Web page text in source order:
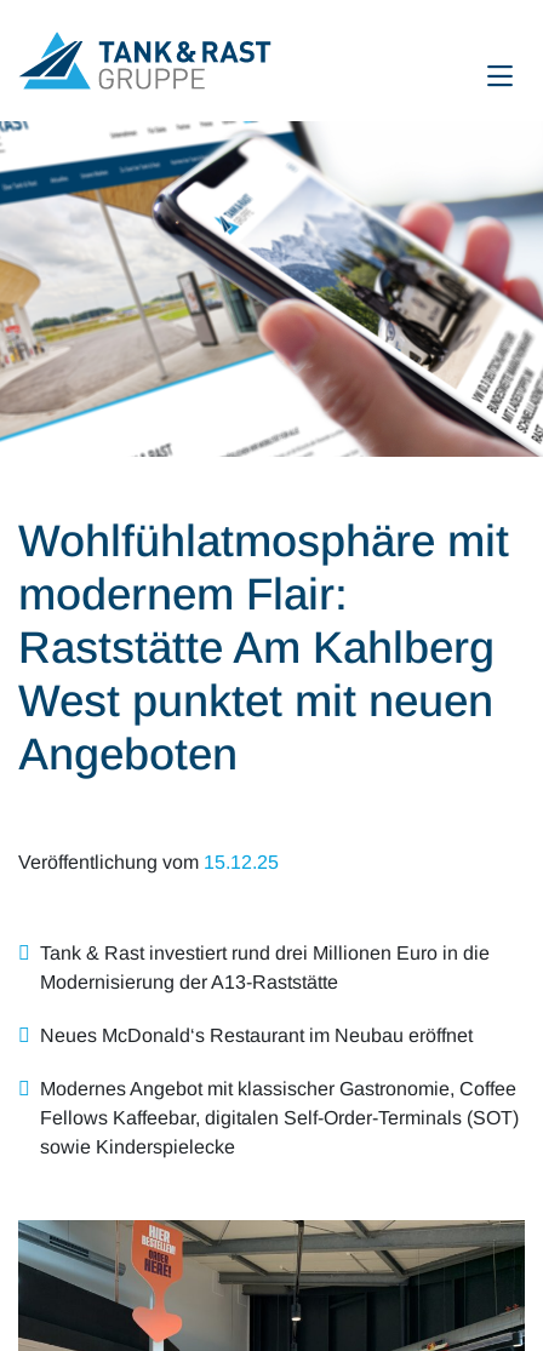
International
Unternehmen
Für Gäste
Partner
Alle Artikel
Mobilität & Verkehr
Innovation & Arbeit
Karriere
Wohlfühlatmosphäre mit
modernem Flair:
Raststätte Am Kahlberg
West punktet mit neuen
Angeboten
Veröffentlichung vom 15.12.25
Tank & Rast investiert rund drei Millionen Euro in die
Modernisierung der A13-Raststätte
Neues McDonald‘s Restaurant im Neubau eröffnet
Modernes Angebot mit klassischer Gastronomie, Coffee
Fellows Kaffeebar, digitalen Self-Order-Terminals (SOT)
sowie Kinderspielecke